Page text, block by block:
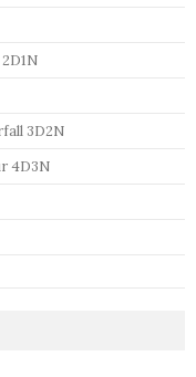
3D2N
4D3N